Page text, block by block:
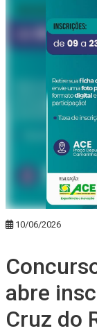
10/06/2026
abre
Cruz do